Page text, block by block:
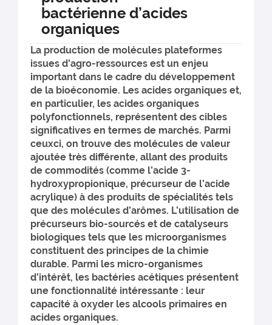
bactérienne d’acides
organiques
La production de molécules plateformes
issues d’agro-ressources est un enjeu
important dans le cadre du développement
de la bioéconomie. Les acides organiques et,
en particulier, les acides organiques
polyfonctionnels, représentent des cibles
significatives en termes de marchés. Parmi
ceuxci, on trouve des molécules de valeur
ajoutée très différente, allant des produits
de commodités (comme l’acide 3-
hydroxypropionique, précurseur de l’acide
acrylique) à des produits de spécialités tels
que des molécules d’arômes. L’utilisation de
précurseurs bio-sourcés et de catalyseurs
biologiques tels que les microorganismes
constituent des principes de la chimie
durable. Parmi les micro-organismes
d’intérêt, les bactéries acétiques présentent
une fonctionnalité intéressante : leur
capacité à oxyder les alcools primaires en
acides organiques.